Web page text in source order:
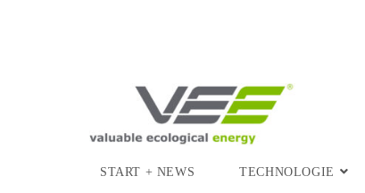
START + NEWS TECHNOLOGIE